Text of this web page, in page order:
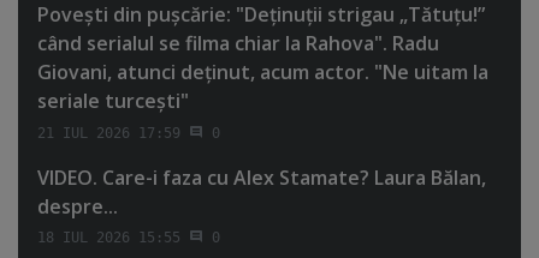
Poveşti din puşcărie: "Deţinuţii strigau „Tătuţu!”
când serialul se filma chiar la Rahova". Radu
Giovani, atunci deţinut, acum actor. "Ne uitam la
seriale turceşti"
21 IUL 2026 17:59 0
VIDEO. Care-i faza cu Alex Stamate? Laura Bălan,
despre...
18 IUL 2026 15:55 0